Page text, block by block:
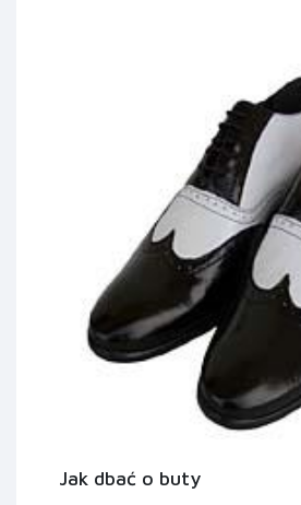
Jak dbać o buty